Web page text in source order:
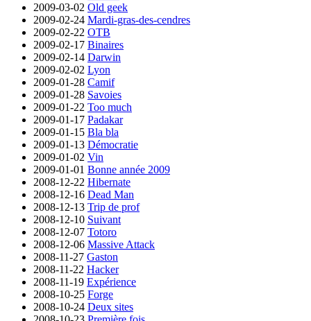
2009-03-02 Old geek
2009-02-24 Mardi-gras-des-cendres
2009-02-22 OTB
2009-02-17 Binaires
2009-02-14 Darwin
2009-02-02 Lyon
2009-01-28 Camif
2009-01-28 Savoies
2009-01-22 Too much
2009-01-17 Padakar
2009-01-15 Bla bla
2009-01-13 Démocratie
2009-01-02 Vin
2009-01-01 Bonne année 2009
2008-12-22 Hibernate
2008-12-16 Dead Man
2008-12-13 Trip de prof
2008-12-10 Suivant
2008-12-07 Totoro
2008-12-06 Massive Attack
2008-11-27 Gaston
2008-11-22 Hacker
2008-11-19 Expérience
2008-10-25 Forge
2008-10-24 Deux sites